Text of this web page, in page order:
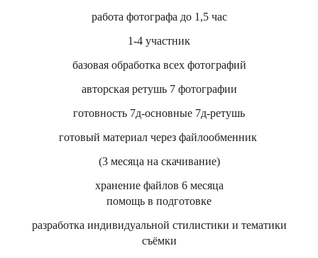
работа фотографа до 1,5 час
1-4 участник
базовая обработка всех фотографий
авторская ретушь 7 фотографии
готовность 7д-основные 7д-ретушь
готовый материал через файлообменник
(3 месяца на скачивание)
хранение файлов 6 месяца
помощь в подготовке
разработка индивидуальной стилистики и тематики
съёмки